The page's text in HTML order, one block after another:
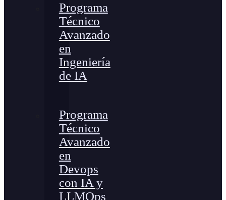
Programa
Técnico
Avanzado
en
Ingeniería
de IA
Programa
Técnico
Avanzado
en
Devops
con IA y
LLMOps